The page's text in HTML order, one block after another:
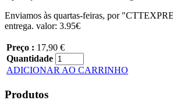
Enviamos às quartas-feiras, por
entrega. valor: 3.95€
Preço : 17,90 €
Quantidade
ADICIONAR AO CARRINHO
Produtos